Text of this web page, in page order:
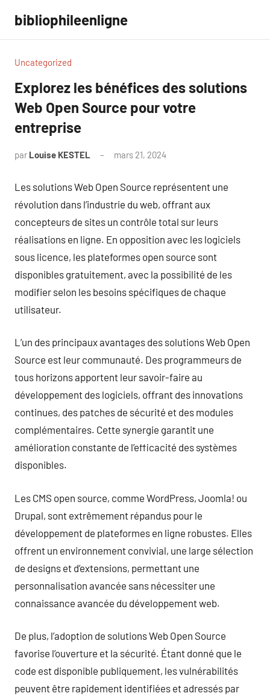
contenu
bibliophileenligne
Uncategorized
Explorez les bénéfices des solutions
Web Open Source pour votre
entreprise
par Louise KESTEL mars 21, 2024
Les solutions Web Open Source représentent une
révolution dans l’industrie du web, offrant aux
concepteurs de sites un contrôle total sur leurs
réalisations en ligne. En opposition avec les logiciels
sous licence, les plateformes open source sont
disponibles gratuitement, avec la possibilité de les
modifier selon les besoins spécifiques de chaque
utilisateur.
L’un des principaux avantages des solutions Web Open
Source est leur communauté. Des programmeurs de
tous horizons apportent leur savoir-faire au
développement des logiciels, offrant des innovations
continues, des patches de sécurité et des modules
complémentaires. Cette synergie garantit une
amélioration constante de l’efficacité des systèmes
disponibles.
Les CMS open source, comme WordPress, Joomla! ou
Drupal, sont extrêmement répandus pour le
développement de plateformes en ligne robustes. Elles
offrent un environnement convivial, une large sélection
de designs et d’extensions, permettant une
personnalisation avancée sans nécessiter une
connaissance avancée du développement web.
De plus, l’adoption de solutions Web Open Source
favorise l’ouverture et la sécurité. Étant donné que le
code est disponible publiquement, les vulnérabilités
peuvent être rapidement identifiées et adressés par